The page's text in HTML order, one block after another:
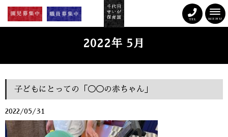
MENU
TEL
2022年 5月
子どもにとっての「◯◯の赤ちゃん」
2022/05/31